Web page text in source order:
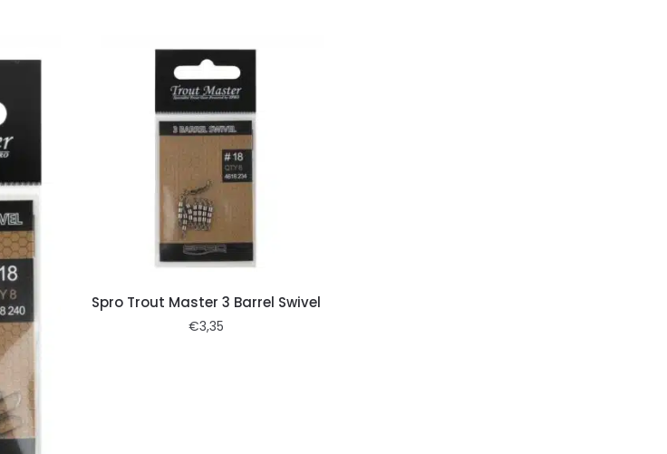
Spro Trout Master 3 Barrel Swivel
€3,35